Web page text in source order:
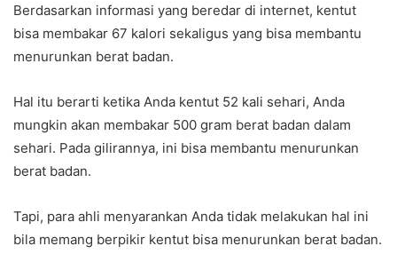
Berdasarkan informasi yang beredar di internet, kentut
bisa membakar 67 kalori sekaligus yang bisa membantu
menurunkan berat badan.
Hal itu berarti ketika Anda kentut 52 kali sehari, Anda
mungkin akan membakar 500 gram berat badan dalam
sehari. Pada gilirannya, ini bisa membantu menurunkan
berat badan.
Tapi, para ahli menyarankan Anda tidak melakukan hal ini
bila memang berpikir kentut bisa menurunkan berat badan.